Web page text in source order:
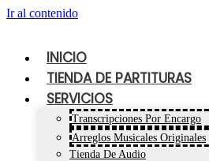
Ir al contenido
INICIO
TIENDA DE PARTITURAS
SERVICIOS
Transcripciones Por Encargo
Arreglos Musicales Originales
Tienda De Audio